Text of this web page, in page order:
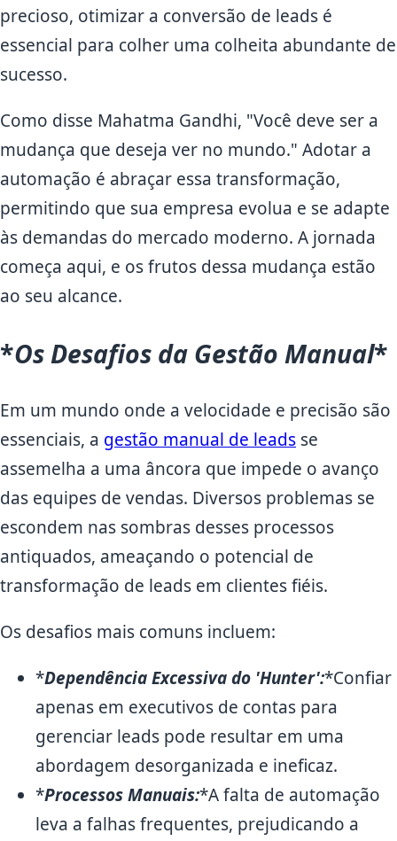
precioso, otimizar a conversão de leads é
essencial para colher uma colheita abundante de
sucesso.
Como disse Mahatma Gandhi, "Você deve ser a
mudança que deseja ver no mundo." Adotar a
automação é abraçar essa transformação,
permitindo que sua empresa evolua e se adapte
às demandas do mercado moderno. A jornada
começa aqui, e os frutos dessa mudança estão
ao seu alcance.
*Os Desafios da Gestão Manual*
Em um mundo onde a velocidade e precisão são
essenciais, a gestão manual de leads se
assemelha a uma âncora que impede o avanço
das equipes de vendas. Diversos problemas se
escondem nas sombras desses processos
antiquados, ameaçando o potencial de
transformação de leads em clientes fiéis.
Os desafios mais comuns incluem:
*Dependência Excessiva do 'Hunter':*Confiar
apenas em executivos de contas para
gerenciar leads pode resultar em uma
abordagem desorganizada e ineficaz.
*Processos Manuais:*A falta de automação
leva a falhas frequentes, prejudicando a